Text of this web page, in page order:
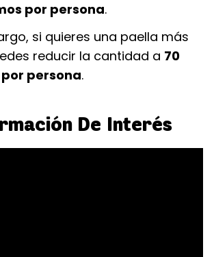
por persona.
si quieres una paella más
reducir la cantidad a 70
persona.
De Interés